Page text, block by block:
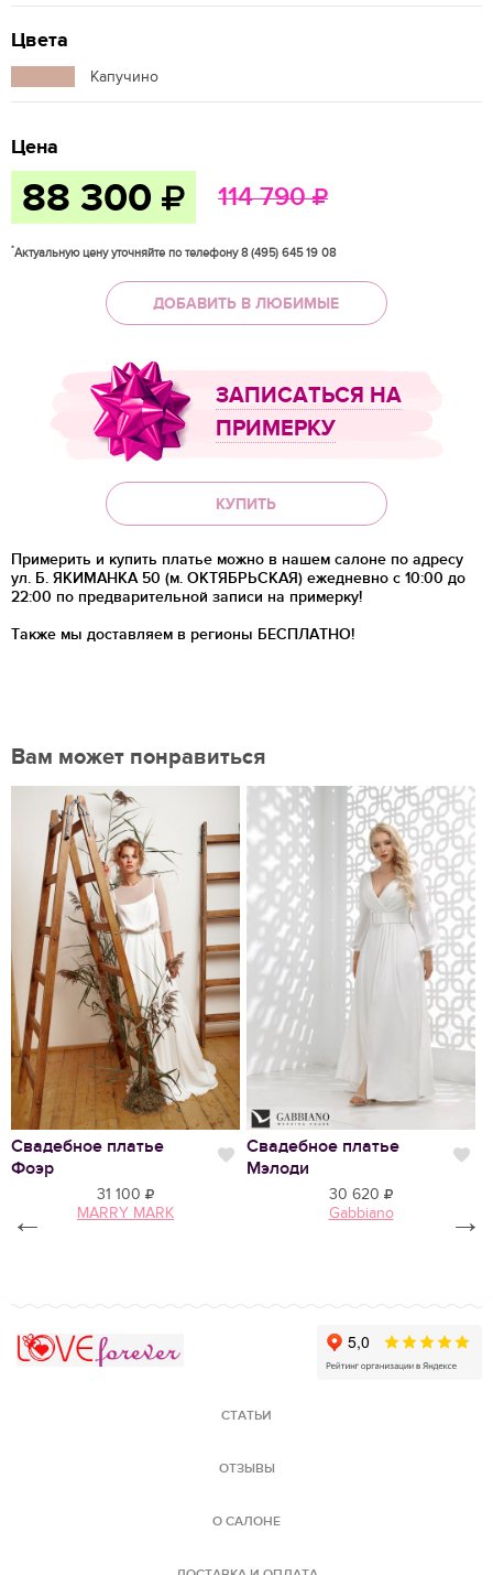
Цвета
Капучино
Цена
88 300 114 790
*Актуальную цену уточняйте по телефону 8 (495) 645 19 08
ДОБАВИТЬ В ЛЮБИМЫЕ
ЗАПИСАТЬСЯ НА
ПРИМЕРКУ
КУПИТЬ
Примерить и купить платье можно в нашем салоне по адресу
ул. Б. ЯКИМАНКА 50 (м. ОКТЯБРЬСКАЯ) ежедневно с 10:00 до
22:00 по предварительной записи на примерку!
Также мы доставляем в регионы БЕСПЛАТНО!
Вам может понравиться
Нравится
Свадебное платье
Фоэр
Нравится
31 100
MARRY MARK
Свадебное платье
Мэлоди
30 620
Gabbiano
← →
СТАТЬИ
ОТЗЫВЫ
О САЛОНЕ